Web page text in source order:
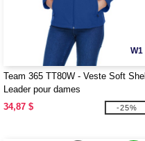
W1
Team 365 TT80W - Veste Soft Shell
Leader pour dames
34,87 $
-25%